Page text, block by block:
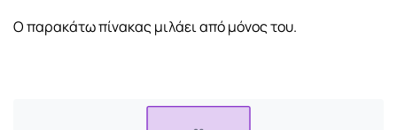
Ο παρακάτω πίνακας μιλάει από μόνος του.